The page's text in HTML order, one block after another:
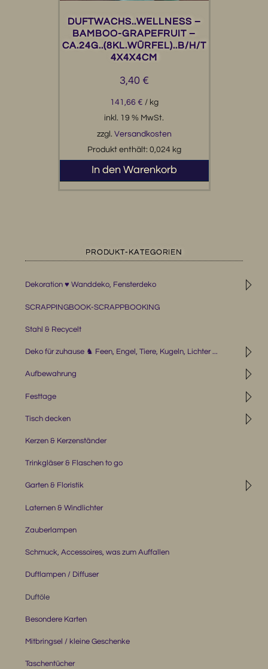
DUFTWACHS..WELLNESS –
BAMBOO-GRAPEFRUIT –
CA.24G..(8KL.WÜRFEL)..B/H/T
4X4X4CM
3,40 €
141,66 € / kg
inkl. 19 % MwSt.
zzgl. Versandkosten
Produkt enthält: 0,024 kg
In den Warenkorb
PRODUKT-KATEGORIEN
◹
Dekoration ♥ Wanddeko, Fensterdeko
SCRAPPINGBOOK-SCRAPPBOOKING
Stahl & Recycelt
◹
Deko für zuhause ♞ Feen, Engel, Tiere, Kugeln, Lichter ...
◹
Aufbewahrung
◹
Festtage
◹
Tisch decken
Kerzen & Kerzenständer
Trinkgläser & Flaschen to go
◹
Garten & Floristik
Laternen & Windlichter
Zauberlampen
Schmuck, Accessoires, was zum Auffallen
Duftlampen / Diffuser
Duftöle
Besondere Karten
Mitbringsel / kleine Geschenke
Taschentücher